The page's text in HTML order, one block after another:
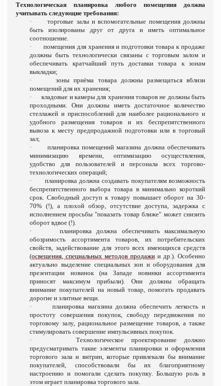
Технологическая планировка любого помещения должна
учитывать следующие требования:
·
торговые залы и вспомогательные помещения должны
быть изолированы друг от друга и иметь оптимальное
соотношение.
·
помещения для хранения и подготовки товара к продаже
должны быть технологически связаны с торговым залом и
обеспечивать кратчайший путь доставки товара к зонам
выкладки;
·
зоны приёма товара должны размещаться вблизи
помещений для их хранения;
·
кладовые и камеры для хранения товаров не должны быть
проходными. Они должны иметь достаточное количество
стеллажей и приспособлений для наиболее рационального и
удобного размещения товаров и их беспрепятственного
вывоза к месту предпродажной подготовки или в торговый
зал;
·
планировка помещений магазина должна обеспечивать
минимизацию времени, оптимизацию осуществления,
удобство для пользователей и персонала всех торгово-
технологических операций;
·
планировка должна создавать покупателям возможность
беспрепятственного выбора товара в минимально короткий
срок. Свободный доступ к товару повышает оборот на 30-
70% (!), а плохой обзор, отсутствие доступа, задержка с
исполнением просьбы "показать товар ближе" может снизить
оборот вдвое (!).
·
планировка должна обеспечивать максимальную
обозримость ассортимента товаров, их потребительских
свойств, задействование для этого всех имеющихся средств
(освещения, специальных методов продажи и др.). Особенно
актуально выделение специальных зон и оборудования для
презентации новинок (на Западе новинки ассортимента
приносят максимум прибыли). Они должны обращать
внимание покупателей на новый товар, помогать продавать
дорогие и элитные вещи.
·
планировка магазина должна обеспечить легкость и
простоту совершения покупок, свободу передвижения по
торговому залу, рациональное размещение товаров, а также
стимулировать совершение импульсивных покупок.
·
Технологическое проектирование должно
предусматривать такие элементы планировки и оформления
торгового зала и витрин, которые привлекали бы внимание
покупателей, способствовали бы их благоприятному
настроению и помогали сделать покупку. Большую роль в
этом играет планировка торгового зала.